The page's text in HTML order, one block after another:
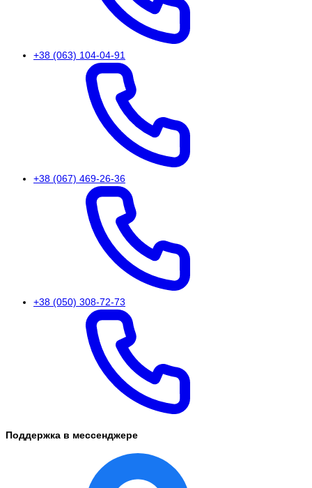
+38 (063) 104-04-91
+38 (067) 469-26-36
+38 (050) 308-72-73
Поддержка в мессенджере